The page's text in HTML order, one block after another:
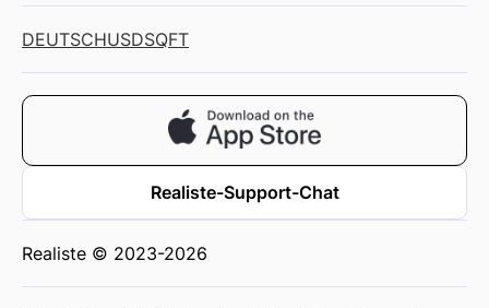
DEUTSCHUSDSQFT
Realiste-Support-Chat
Realiste © 2023-2026